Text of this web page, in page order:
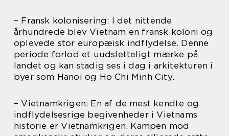
– Fransk kolonisering: I det nittende
århundrede blev Vietnam en fransk koloni og
oplevede stor europæisk indflydelse. Denne
periode forlod et uudsletteligt mærke på
landet og kan stadig ses i dag i arkitekturen i
byer som Hanoi og Ho Chi Minh City.
– Vietnamkrigen: En af de mest kendte og
indflydelsesrige begivenheder i Vietnams
historie er Vietnamkrigen. Kampen mod